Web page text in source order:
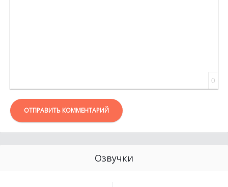
0
ОТПРАВИТЬ КОММЕНТАРИЙ
Озвучки